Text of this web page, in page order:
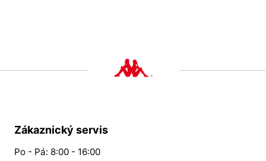
Zákaznický servis
Po - Pá: 8:00 - 16:00